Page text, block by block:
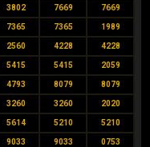
3802 7669 7669
7365 7365 1989
2560 4228 4228
5415 5415 2059
4793 8079 8079
3260 3260 2020
5614 5210 5210
9033 9033 0753